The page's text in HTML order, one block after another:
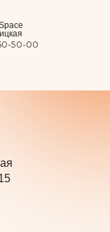
50-00
Татьяной